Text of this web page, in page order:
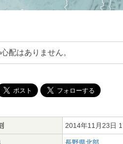
配はありません。
2014年11月23日